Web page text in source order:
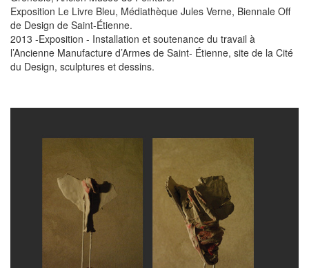
Exposition Le Livre Bleu, Médiathèque Jules Verne, Biennale Off
de Design de Saint-Étienne.
2013 -Exposition - Installation et soutenance du travail à
l’Ancienne Manufacture d’Armes de Saint- Étienne, site de la Cité
du Design, sculptures et dessins.